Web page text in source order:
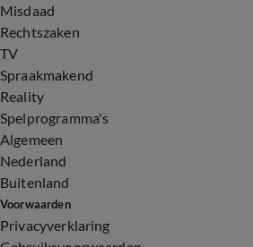
Misdaad
Rechtszaken
TV
Spraakmakend
Reality
Spelprogramma's
Algemeen
Nederland
Buitenland
Voorwaarden
Privacyverklaring